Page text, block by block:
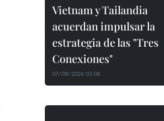
Vietnam y Tailandia
acuerdan impulsar la
estrategia de las "Tres
Conexiones"
07/08/2026 03:08